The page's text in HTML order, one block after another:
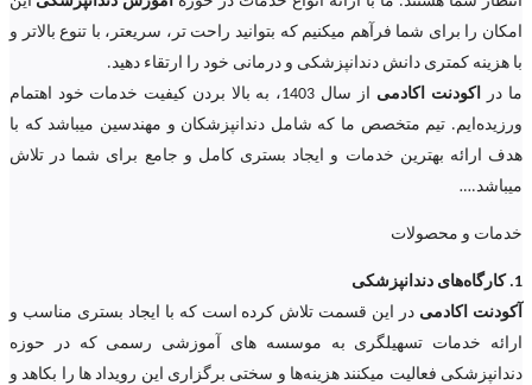
امکان را برای شما فرآهم میکنیم که بتوانید راحت تر، سریعتر، با تنوع بالاتر و
با هزینه کمتری دانش دندانپزشکی و درمانی خود را ارتقاء دهید.
ما در اکودنت اکادمی
از سال 1403، به بالا بردن کیفیت خدمات خود اهتمام
ورزیده‌‌ایم. تیم متخصص ما که شامل دندانپزشکان و مهندسین میباشد که با
هدف ارائه بهترین خدمات و ایجاد بستری کامل و جامع برای شما در تلاش
میباشد.…
خدمات و محصولات
1. کارگاه‌های دندانپزشکی
آکودنت اکادمی در این قسمت تلاش کرده است که با ایجاد بستری مناسب و
ارائه خدمات تسهیلگری به موسسه های آموزشی رسمی که در حوزه
دندانپزشکی فعالیت میکنند هزینه‌ها و سختی برگزاری این رویداد ها را بکاهد و